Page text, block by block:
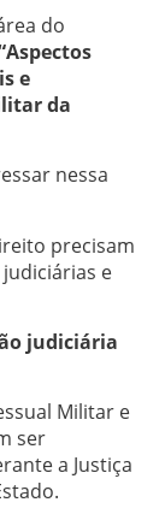
do
e
da
nessa
precisam
e
judiciária
Militar e
ser
a Justiça